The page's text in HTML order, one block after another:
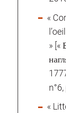
«
» [«
n°6,
«